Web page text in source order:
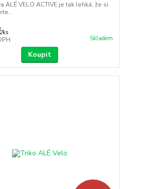
ALÉ VELO ACTIVE je tak lehká, že si
/ks
Skladem
Koupit